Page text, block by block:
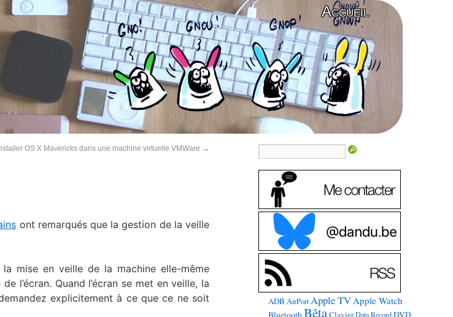
Accueil
OS X Mavericks dans une machine virtuelle VMWare →
ont remarqués que la gestion de la veille
mise en veille de la machine elle-même
l’écran. Quand l’écran se met en veille, la
explicitement à ce que ce ne soit
ADB AirPort Apple TVApple Watch
BluetoothBêtaClavier Data Record DVD